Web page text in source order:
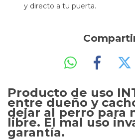
y directo a tu puerta.
Producto de uso
entre dueño y
dejar al perro para
libre. El mal uso
garantía.